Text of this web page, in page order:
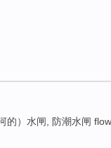
的）水闸, 防潮水闸